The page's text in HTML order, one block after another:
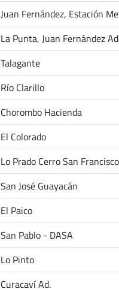
Juan Fernández, Estación
La Punta, Juan Fernández
Talagante
Río Clarillo
Chorombo Hacienda
El Colorado
Lo Prado Cerro San Francisco
San José Guayacán
El Paico
San Pablo - DASA
Lo Pinto
Curacaví Ad.